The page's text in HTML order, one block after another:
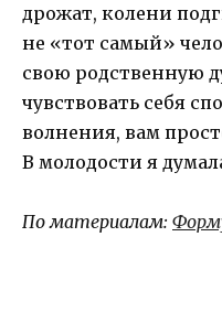
дрожат, колени
не «тот самый»
свою родственную
чувствовать себя
волнения, вам
В молодости я
По материалам: